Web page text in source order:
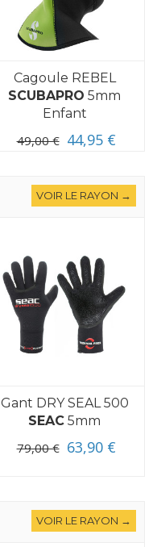
Cagoule REBEL
SCUBAPRO 5mm
Enfant
49,00 € 44,95 €
VOIR LE RAYON →
Gant DRY SEAL 500
SEAC 5mm
79,00 € 63,90 €
VOIR LE RAYON →